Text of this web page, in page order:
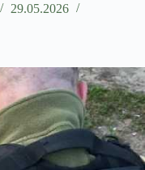
29.05.2026